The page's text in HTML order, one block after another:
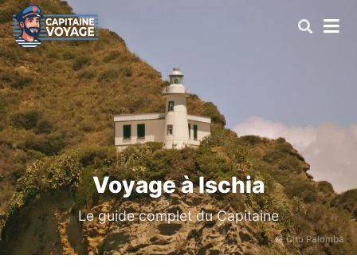
Voyage à Ischia
Le guide complet du Capitaine
© Ciro Palomba